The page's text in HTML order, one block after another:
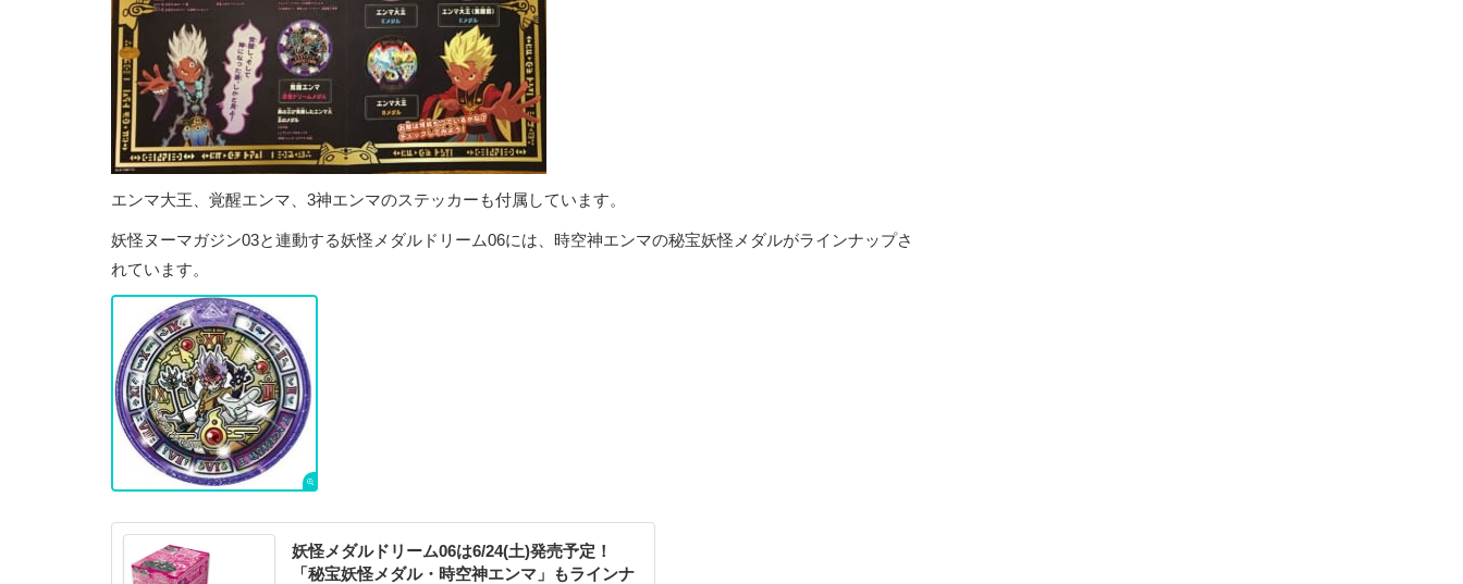
エンマ大王、覚醒エンマ、3神エンマのステッカーも付属しています。
妖怪ヌーマガジン03と連動する妖怪メダルドリーム06には、時空神エンマの秘宝妖怪メダルがラインナップさ
れています。
妖怪メダルドリーム06は6/24(土)発売予定！
「秘宝妖怪メダル・時空神エンマ」もラインナ